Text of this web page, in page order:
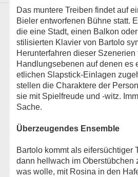
Das muntere Treiben findet auf
Bieler entworfenen Bühne statt.
die eine Stadt, einen Balkon
stilisierten Klavier von Bartolo
Herunterfahren dieser
Handlungsebenen auf denen es
etlichen Slapstick-Einlagen
stellen die Charaktere der
sie mit Spielfreude und -witz.
Sache.
Überzeugendes Ensemble
Bartolo kommt als eifersüchtiger
dann hellwach im Oberstübchen
was wolle, mit Rosina in den